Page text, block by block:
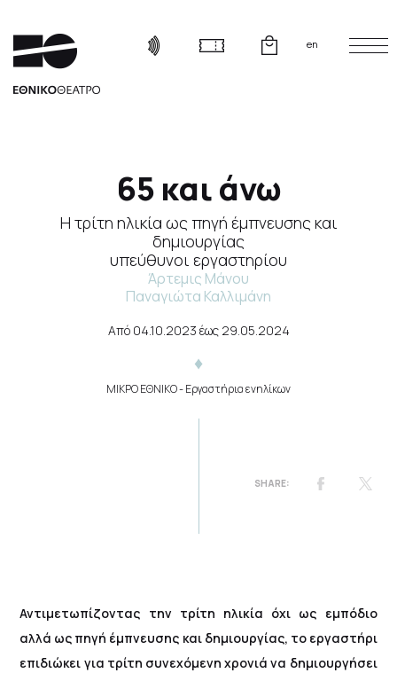
en
65 και άνω
Η τρίτη ηλικία ως πηγή έμπνευσης και
δημιουργίας
υπεύθυνοι εργαστηρίου
Άρτεμις Μάνου
Παναγιώτα Καλλιμάνη
Από 04.10.2023 έως 29.05.2024
ΜΙΚΡΟ ΕΘΝΙΚΟ- Εργαστήρια ενηλίκων
Αντιμετωπίζοντας την τρίτη ηλικία όχι ως εμπόδιο
αλλά ως πηγή έμπνευσης και δημιουργίας, το εργαστήρι
επιδιώκει για τρίτη συνεχόμενη χρονιά να δημιουργήσει